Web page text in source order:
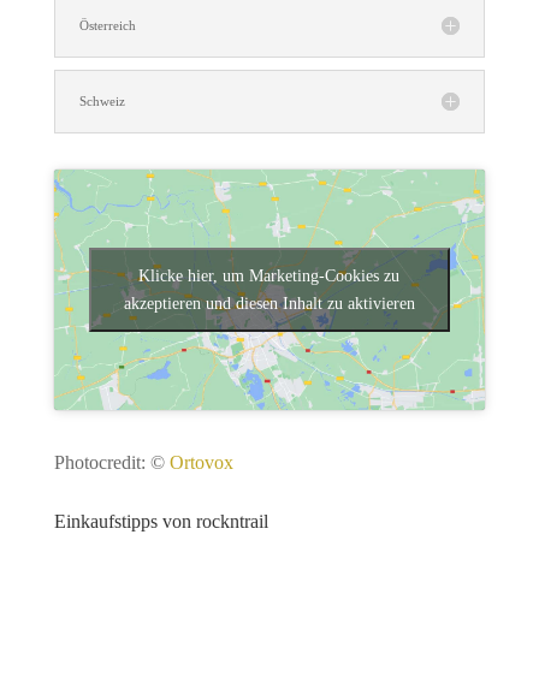
Österreich
Schweiz
Klicke hier, um Marketing-Cookies zu
akzeptieren und diesen Inhalt zu aktivieren
Photocredit: © Ortovox
Einkaufstipps von rockntrail